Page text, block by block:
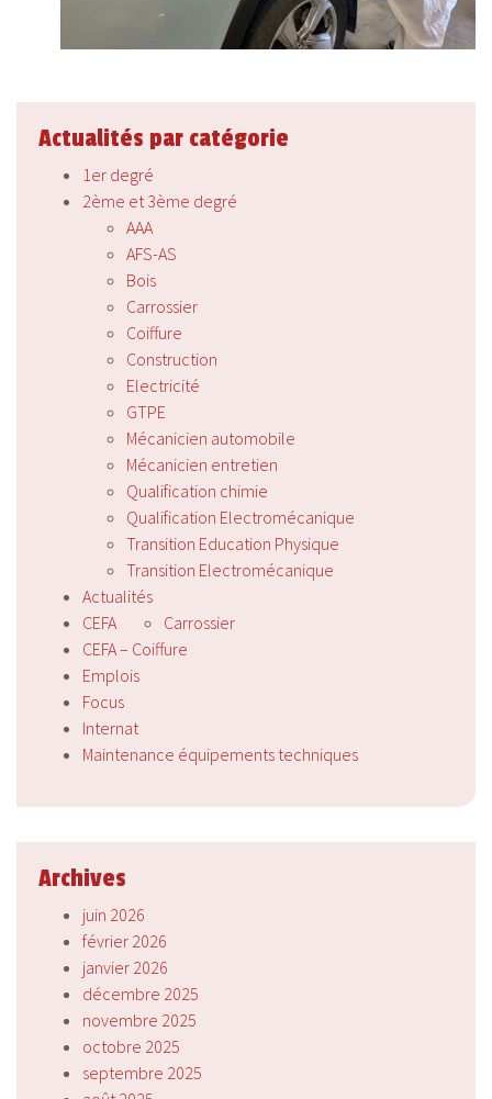
Actualités par catégorie
1er degré
2ème et 3ème degré
AAA
AFS-AS
Bois
Carrossier
Coiffure
Construction
Electricité
GTPE
Mécanicien automobile
Mécanicien entretien
Qualification chimie
Qualification Electromécanique
Transition Education Physique
Transition Electromécanique
Actualités
CEFA
Carrossier
CEFA – Coiffure
Emplois
Focus
Internat
Maintenance équipements techniques
Archives
juin 2026
février 2026
janvier 2026
décembre 2025
novembre 2025
octobre 2025
septembre 2025